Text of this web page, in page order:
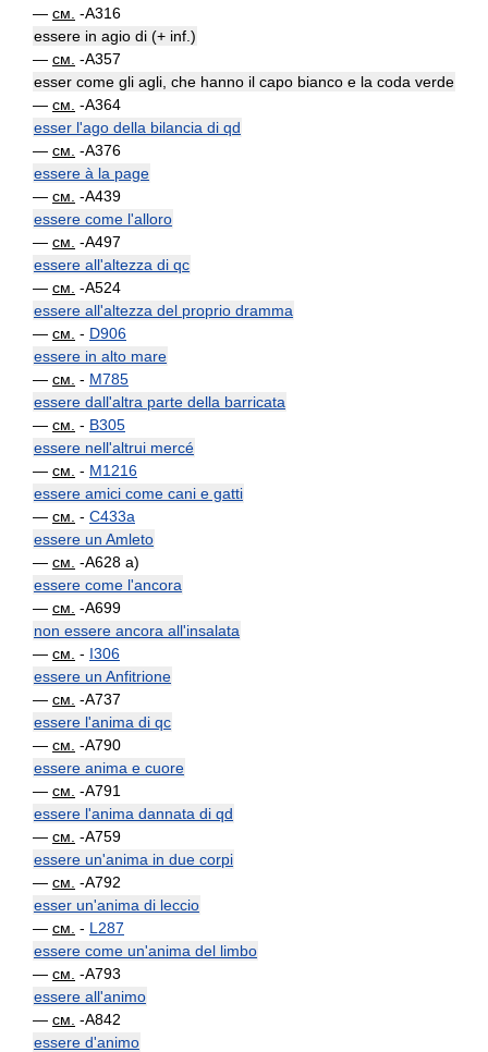
— см. -A316
essere in agio di (+ inf.)
— см. -A357
esser come gli agli, che hanno il capo bianco e la coda verde
— см. -A364
esser l'ago della bilancia di qd
— см. -A376
essere à la page
— см. -A439
essere come l'alloro
— см. -A497
essere all'altezza di qc
— см. -A524
essere all'altezza del proprio dramma
— см. - D906
essere in alto mare
— см. - M785
essere dall'altra parte della barricata
— см. - B305
essere nell'altrui mercé
— см. - M1216
essere amici come cani e gatti
— см. - C433a
essere un Amleto
— см. -A628 a)
essere come l'ancora
— см. -A699
non essere ancora all'insalata
— см. - I306
essere un Anfitrione
— см. -A737
essere l'anima di qc
— см. -A790
essere anima e cuore
— см. -A791
essere l'anima dannata di qd
— см. -A759
essere un'anima in due corpi
— см. -A792
esser un'anima di leccio
— см. - L287
essere come un'anima del limbo
— см. -A793
essere all'animo
— см. -A842
essere d'animo